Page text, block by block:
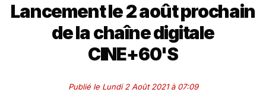
Lancement le 2 août prochain
de la chaîne digitale
CINE+60'S
Publié le Lundi 2 Août 2021 à 07:09